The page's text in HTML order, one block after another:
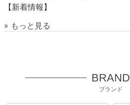
【新着情報】
» もっと見る
BRAND
ブランド